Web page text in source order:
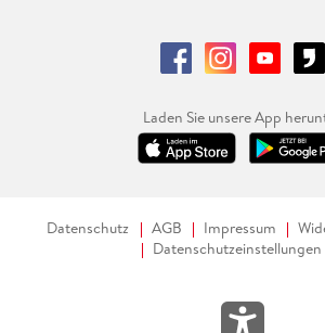
Laden Sie unsere App
Datenschutz AGB Impressum
Datenschutzeinstellungen